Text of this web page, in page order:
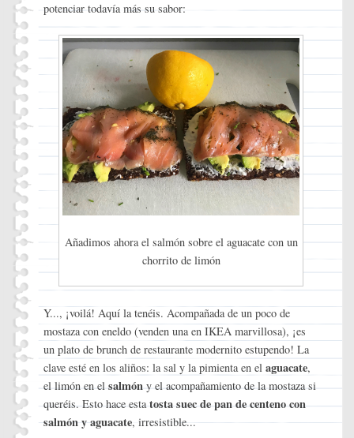
potenciar todavía más su sabor:
Añadimos ahora el salmón sobre el aguacate con un
chorrito de limón
Y..., ¡voilá! Aquí la tenéis. Acompañada de un poco de
mostaza con eneldo (venden una en IKEA marvillosa), ¡es
un plato de brunch de restaurante modernito estupendo! La
clave esté en los aliños: la sal y la pimienta en el aguacate,
el limón en elsalmón y el acompañamiento de la mostaza si
queréis. Esto hace estatosta suec de pan de centeno con
salmón y aguacate, irresistible...